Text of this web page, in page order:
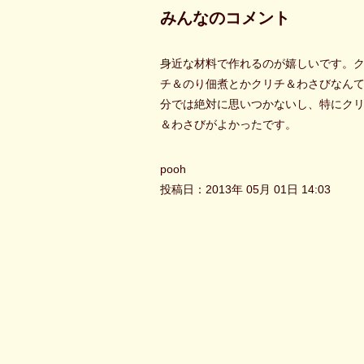
みんなのコメント
身近な材料で作れるのが嬉しいです。
チ＆のり佃煮とかクリチ＆わさびなん
分では絶対に思いつかないし、特にク
＆わさびがよかったです。
pooh
投稿日：2013年 05月 01日 14:03